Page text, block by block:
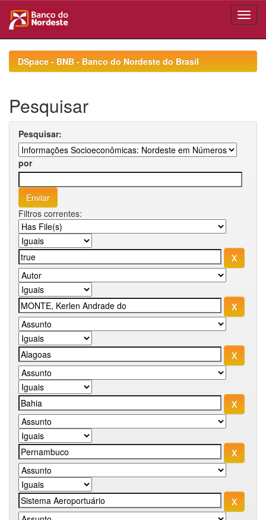
navigationDSpace - BNB - Banco do Nordeste do Brasil
Pesquisar
Pesquisar:
por
Filtros correntes: